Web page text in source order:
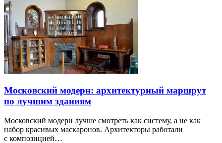
Московский модерн: архитектурный маршрут
по лучшим зданиям
Московский модерн лучше смотреть как систему, а не как
набор красивых маскаронов. Архитекторы работали
с композицией…